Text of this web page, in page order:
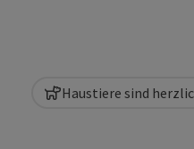
Haustiere sind